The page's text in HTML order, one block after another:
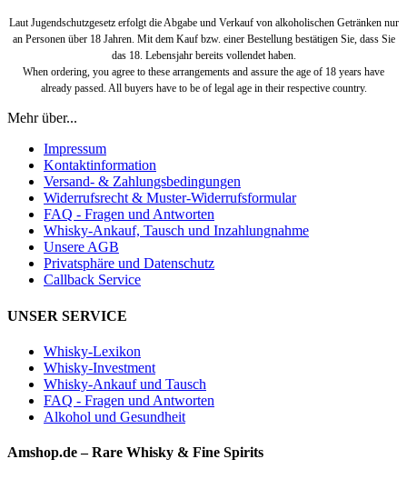
Laut Jugendschutzgesetz erfolgt die Abgabe und Verkauf von alkoholischen Getränken nur
an Personen über 18 Jahren. Mit dem Kauf bzw. einer Bestellung bestätigen Sie, dass Sie
das 18. Lebensjahr bereits vollendet haben.
When ordering, you agree to these arrangements and assure the age of 18 years have
already passed. All buyers have to be of legal age in their respective country.
Mehr über...
Impressum
Kontaktinformation
Versand- & Zahlungsbedingungen
Widerrufsrecht & Muster-Widerrufsformular
FAQ - Fragen und Antworten
Whisky-Ankauf, Tausch und Inzahlungnahme
Unsere AGB
Privatsphäre und Datenschutz
Callback Service
UNSER SERVICE
Whisky-Lexikon
Whisky-Investment
Whisky-Ankauf und Tausch
FAQ - Fragen und Antworten
Alkohol und Gesundheit
Amshop.de – Rare Whisky & Fine Spirits